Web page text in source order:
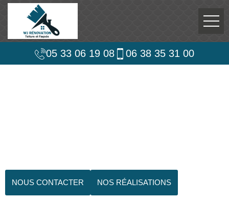
05 33 06 19 08 06 38 35 31 00
NOUS CONTACTER NOS RÉALISATIONS